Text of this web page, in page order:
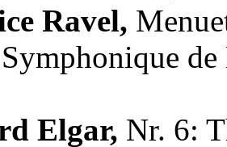
Ravel,
Elgar, Nr. 6: